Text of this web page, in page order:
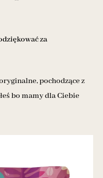
za
pochodzące z
bo mamy dla Ciebie